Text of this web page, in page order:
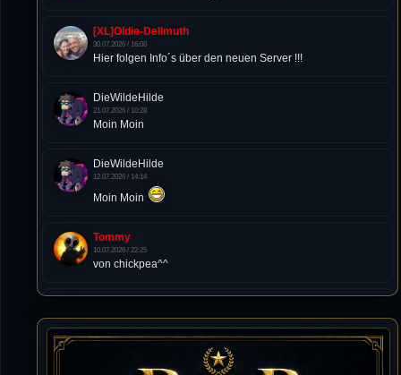
[XL]Oldie-Dellmuth
30.07.2026 / 16:08
Hier folgen Info´s über den neuen Server !!!
DieWildeHilde
21.07.2026 / 10:28
Moin Moin
DieWildeHilde
12.07.2026 / 14:14
Moin Moin
Tommy
10.07.2026 / 22:25
von chickpea^^
10.07.2026 / 22:25
Letzte Aktivität:
27. Dez 2023, 22:48